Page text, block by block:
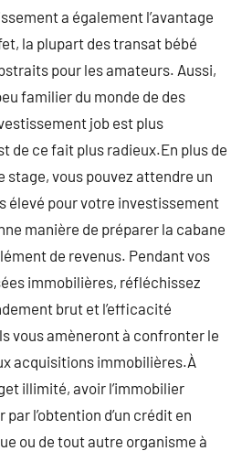
a également l’avantage
la plupart des transat bébé
pour les amateurs. Aussi,
familier du monde de des
job est plus
de ce fait plus radieux.En plus de
stage, vous pouvez attendre un
élevé pour votre investissement
manière de préparer la cabane
de revenus. Pendant vos
immobilières, réfléchissez
brut et l’efficacité
vous amèneront à confronter le
acquisitions immobilières.À
illimité, avoir l’immobilier
par l’obtention d’un crédit en
ou de tout autre organisme à